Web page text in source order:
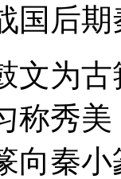
国后
文为
称秀
向秦